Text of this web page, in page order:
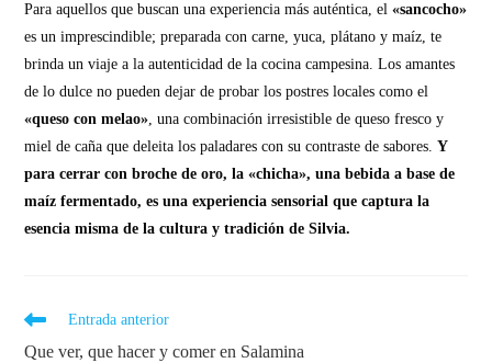
Para aquellos que buscan una experiencia más auténtica, el«sancocho»
es un imprescindible; preparada con carne, yuca, plátano y maíz, te
brinda un viaje a la autenticidad de la cocina campesina. Los amantes
de lo dulce no pueden dejar de probar los postres locales como el
«queso con melao», una combinación irresistible de queso fresco y
miel de caña que deleita los paladares con su contraste de sabores.Y
para cerrar con broche de oro, la «chicha», una bebida a base de
maíz fermentado, es una experiencia sensorial que captura la
esencia misma de la cultura y tradición de Silvia.
Entrada anterior
Que ver, que hacer y comer en Salamina